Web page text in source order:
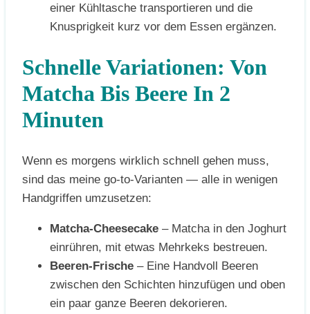
einer Kühltasche transportieren und die
Knusprigkeit kurz vor dem Essen ergänzen.
Schnelle Variationen: Von
Matcha Bis Beere In 2
Minuten
Wenn es morgens wirklich schnell gehen muss,
sind das meine go-to-Varianten — alle in wenigen
Handgriffen umzusetzen:
Matcha-Cheesecake – Matcha in den Joghurt
einrühren, mit etwas Mehrkeks bestreuen.
Beeren-Frische – Eine Handvoll Beeren
zwischen den Schichten hinzufügen und oben
ein paar ganze Beeren dekorieren.